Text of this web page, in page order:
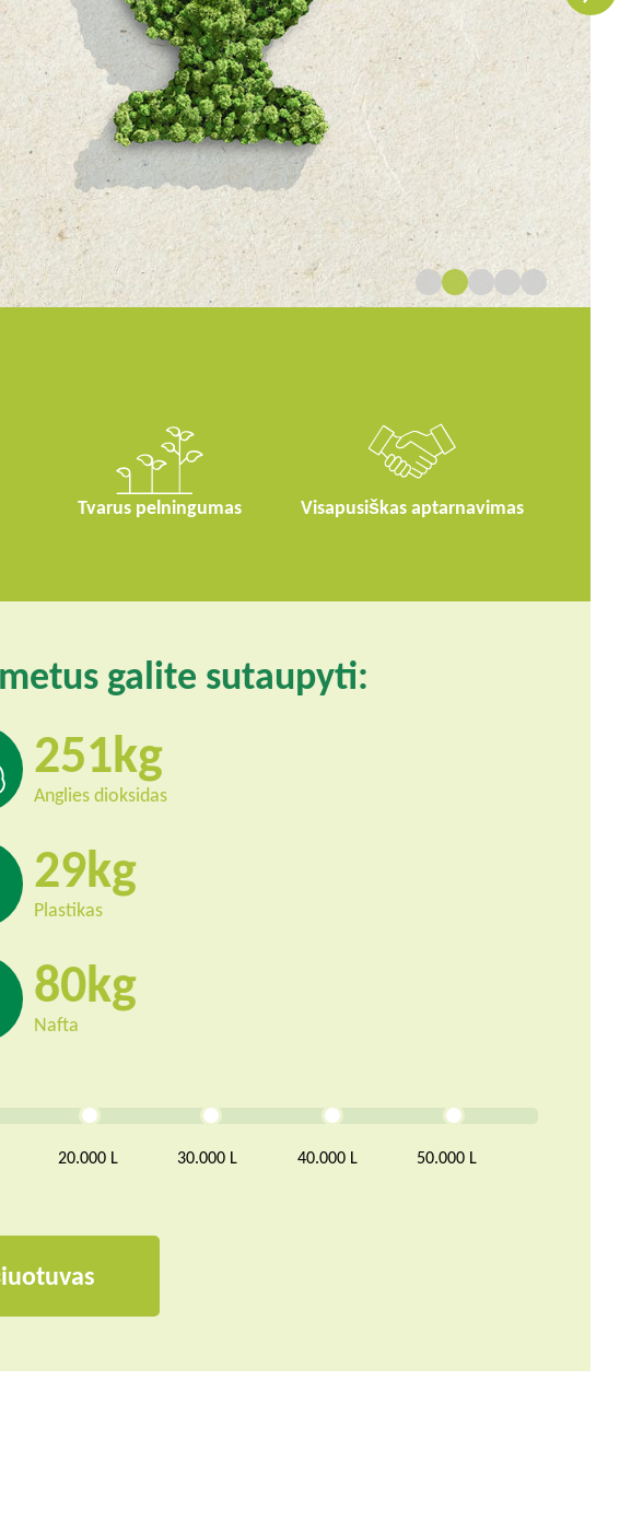
Tvarus pelningumas Visapusiškas aptarnavimas
galite sutaupyti:
251
Anglies dioksidas
29
Plastikas
80
Nafta
20.000 L 30.000 L 40.000 L 50.000 L